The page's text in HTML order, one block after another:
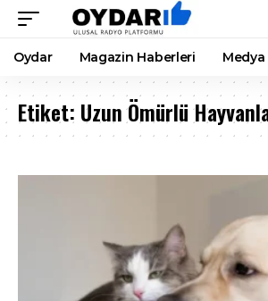
Oydar Magazin Haberleri
Etiket: Uzun Ömürlü